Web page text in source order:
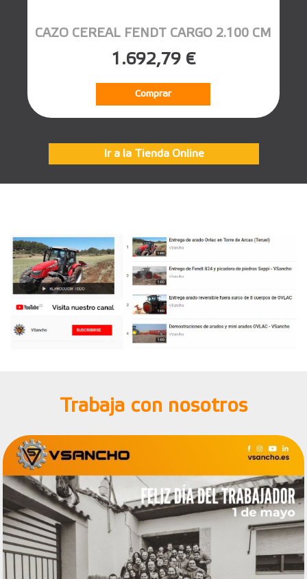
CAZO CEREAL FENDT CARGO 2.100 CM
1.692,79 €
Comprar
Ir a la Tienda Online
Trabaja con nosotros